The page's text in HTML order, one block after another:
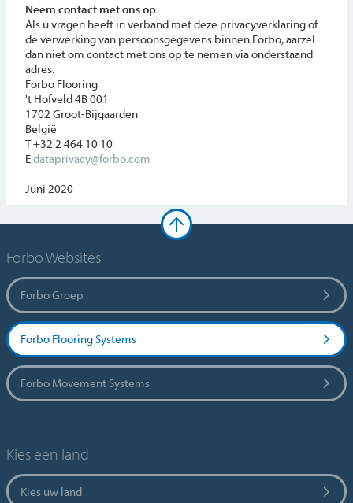
Neem contact met ons op
Als u vragen heeft in verband met deze privacyverklaring of
de verwerking van persoonsgegevens binnen Forbo, aarzel
dan niet om contact met ons op te nemen via onderstaand
adres.
Forbo Flooring
't Hofveld 4B 001
1702 Groot-Bijgaarden
België
T +32 2 464 10 10
Edataprivacy@forbo.com
Juni 2020
Forbo Websites
Forbo Groep
Forbo Flooring Systems
Forbo Movement Systems
Kies een land
Kies uw land